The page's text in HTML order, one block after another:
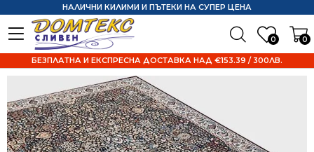
0 0
НАЛИЧНИ КИЛИМИ И ПЪТЕКИ НА СУПЕР ЦЕНА
БЕЗПЛАТНА И ЕКСПРЕСНА ДОСТАВКА НАД €153.39 / 300ЛВ.